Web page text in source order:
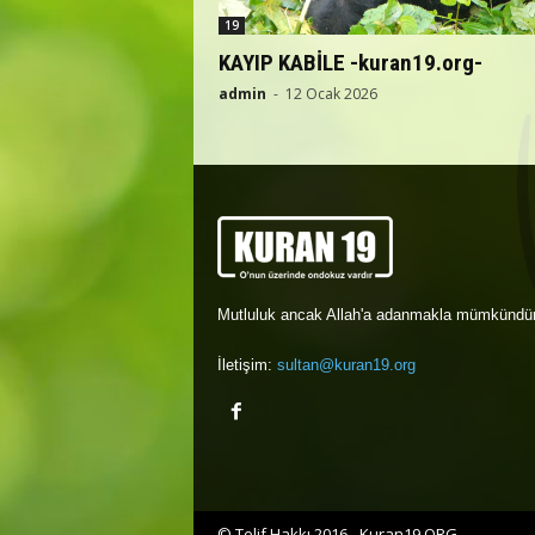
19
KAYIP KABİLE -kuran19.org-
admin - 12 Ocak 2026
Mutluluk ancak Allah'a adanmakla
İletişim: sultan@kuran19.org